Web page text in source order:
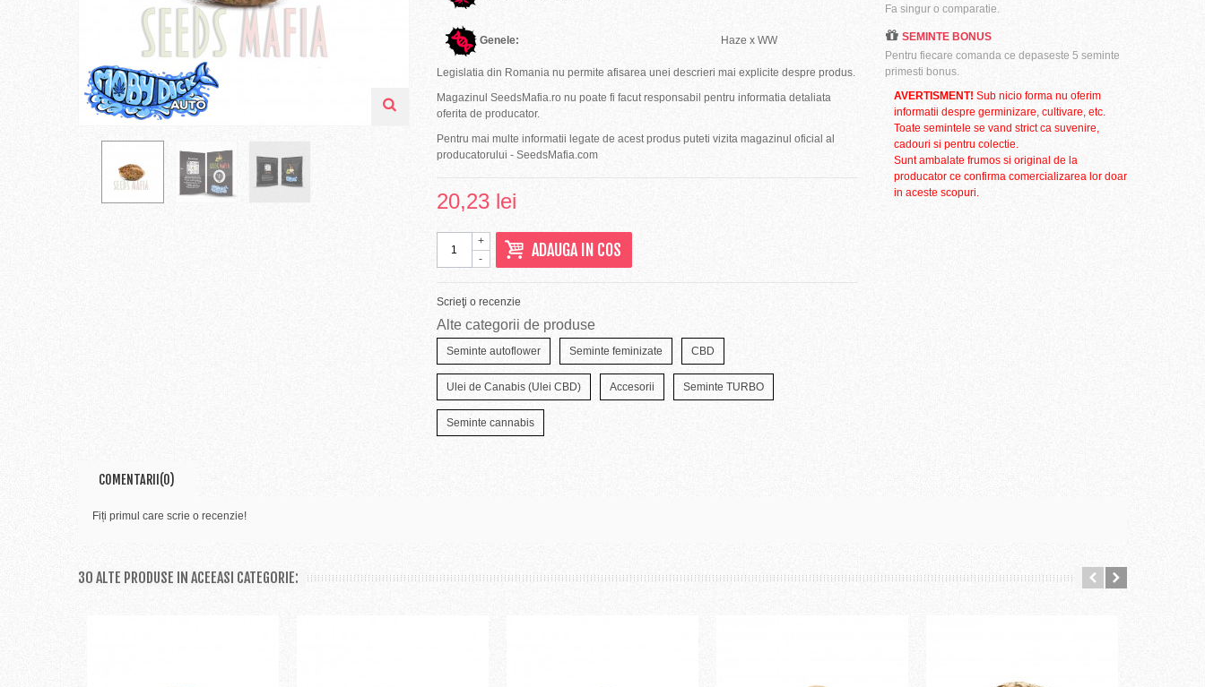
Genele: Haze x WW
Legislatia din Romania nu permite afisarea unei descrieri mai explicite despre produs.
Magazinul SeedsMafia.ro nu poate fi facut responsabil pentru informatia detaliata
oferita de producator.
Pentru mai multe informatii legate de acest produs puteti vizita magazinul oficial al
producatorului - SeedsMafia.com
20,23 lei
-
+ ADAUGA IN COS
Scrieţi o recenzie
Alte categorii de produse
Seminte autoflower Seminte feminizate CBD
Ulei de Canabis (Ulei CBD) Accesorii Seminte TURBO
Seminte cannabis
Fa singur o comparatie.
SEMINTE BONUS
Pentru fiecare comanda ce depaseste 5 seminte
primesti bonus.
AVERTISMENT! Sub nicio forma nu oferim
informatii despre germinizare, cultivare, etc.
Toate semintele se vand strict ca suvenire,
cadouri si pentru colectie.
Sunt ambalate frumos si original de la
producator ce confirma comercializarea lor doar
in aceste scopuri.
COMENTARII(0)
Fiți primul care scrie o recenzie!
30 ALTE PRODUSE IN ACEEASI CATEGORIE: